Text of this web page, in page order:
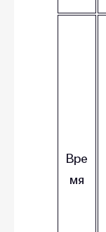
Вре
мя